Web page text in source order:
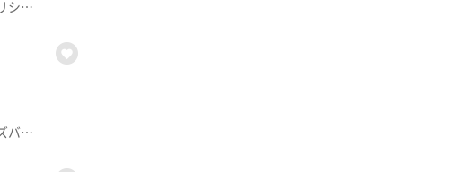
【熊ちゃんの突撃！生中継】柴田町・太陽の村から世界のカブトムシやクワガタ！限定シャリシャリグルメを紹介【本間ちゃん流方方言五七五】これであなたも方言の達人！？知って納得、聞いて爆笑！今から使える方言の“ツウ”な言い回しを本間ちゃん流に教えちゃいます。【ナマなキッチン～人気店パティシエ直伝！家庭で作れる本格スイーツ】『ブルーベリーのクレープロール』ムッシュ マスノ アルパジョン 栗生店 チーフパティシエ 太刀川潤【住所】仙台市青葉区栗生6-12-6【電話番号】022-391-7950【営業時間】9:30～19:00 年中無休 10:00～17:00（カフェ）【デパスパ一番のり！】藤崎から生中継！【傑作topoぐるめ】※紹介した催事等は終了している場合があります。※紹介した商品等は取り扱いが終了している場合があります。
【知って納得！ナマイキ法律相談室】宿泊予約の事前キャンセルトラブル＆ハラスメントをズバッと解決します！【デパスパ一番のり！～ザ・モール仙台長町から生中継！】Nishikawa ガードラップ ＆ バイセル 8月買取保証キャンペーン【本間ちゃん流方言五七五】これであなたも方言の達人！？知って納得、聞いて爆笑！？今から使える方言の“ツウ”な言い回しを教えちゃいます。【ナマなキッチン】「鰻のバルサミコ風味と赤ワインのリゾット」ホテルメトロポリタン仙台 レストラン セレニティ 料理長 青木克己※紹介した催事等は終了している場合があります。※紹介した商品等は取り扱いが終了している場合があります。